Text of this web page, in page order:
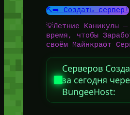
⛏️➡️ Создать сервер!
💡Летние Каникулы —
время, чтобы
своём Майнкрафт
Серверов
за сегодня
BungeeHost: